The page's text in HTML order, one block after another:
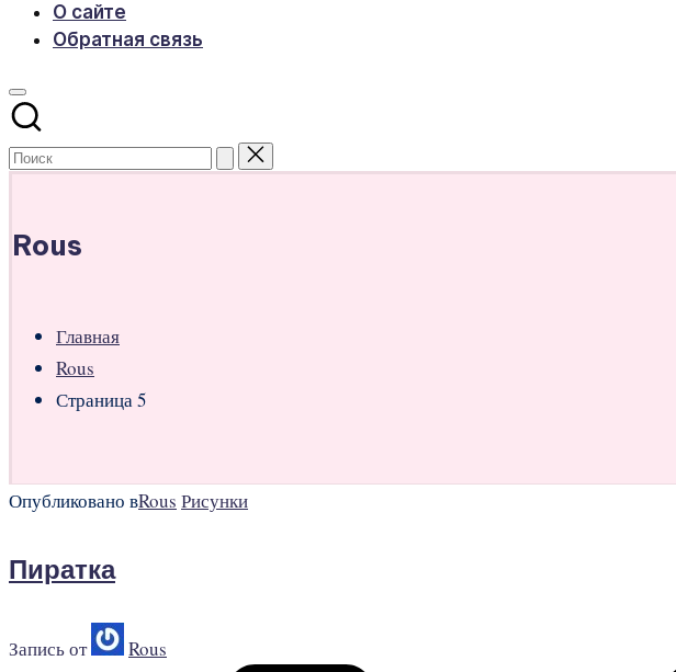
О сайте
Обратная связь
Rous
Главная
Rous
Страница 5
Опубликовано вRous Рисунки
Пиратка
Запись от Rous